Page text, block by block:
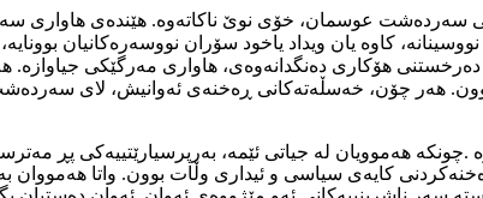
سەردەشت عوسمان، خۆی نوێ ناکاتەوە. هێندەی هاواری
کاوە یان ویداد یاخود سۆران نووسەرەکانیان
دەرخستنی هۆکاری دەنگدانەوەی، هاواری مەرگێکی
هەر چۆن، خەسڵەتەکانی ڕەخنەی ئەوانیش، لای
چونکە هەموویان لە جیاتی ئێمە، بەرپرسیارێتییەکی پڕ.
کایەی سیاسی و ئیداری وڵات بوون. واتا هەمووان